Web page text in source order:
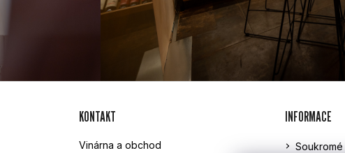
KONTAKT
Vinárna a obchod
INFORMACE